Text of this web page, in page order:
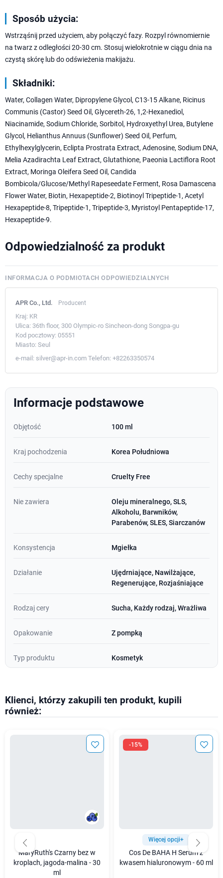
Sposób użycia:
Wstrząśnij przed użyciem, aby połączyć fazy. Rozpyl równomiernie
na twarz z odległości 20-30 cm. Stosuj wielokrotnie w ciągu dnia na
czystą skórę lub do odświeżenia makijażu.
Składniki:
Water, Collagen Water, Dipropylene Glycol, C13-15 Alkane, Ricinus
Communis (Castor) Seed Oil, Glycereth-26, 1,2-Hexanediol,
Niacinamide, Sodium Chloride, Sorbitol, Hydroxyethyl Urea, Butylene
Glycol, Helianthus Annuus (Sunflower) Seed Oil, Perfum,
Ethylhexylglycerin, Eclipta Prostrata Extract, Adenosine, Sodium DNA,
Melia Azadirachta Leaf Extract, Glutathione, Paeonia Lactiflora Root
Extract, Moringa Oleifera Seed Oil, Candida
Bombicola/Glucose/Methyl Rapeseedate Ferment, Rosa Damascena
Flower Water, Biotin, Hexapeptide-2, Biotinoyl Tripeptide-1, Acetyl
Hexapeptide-8, Tripeptide-1, Tripeptide-3, Myristoyl Pentapeptide-17,
Hexapeptide-9.
Odpowiedzialność za produkt
INFORMACJA O PODMIOTACH ODPOWIEDZIALNYCH
APR Co., Ltd. Producent
Kraj: KR
Ulica: 36th floor, 300 Olympic-ro Sincheon-dong Songpa-gu
Kod pocztowy: 05551
Miasto: Seul
e-mail: silver@apr-in.com Telefon: +82263350574
Informacje podstawowe
Objętość 100 ml
Kraj pochodzenia Korea Południowa
Cechy specjalne Cruelty Free
Nie zawiera
Oleju mineralnego, SLS,
Alkoholu, Barwników,
Parabenów, SLES, Siarczanów
Konsystencja Mgiełka
Działanie
Ujędrniające, Nawilżające,
Regenerujące, Rozjaśniające
Rodzaj cery Sucha, Każdy rodzaj, Wrażliwa
Opakowanie Z pompką
Typ produktu Kosmetyk
Klienci, którzy zakupili ten produkt, kupili
również:
MaryRuth's Czarny bez w
kroplach, jagoda-malina - 30
ml
-15%
Więcej opcji+
Cos De BAHA H Serum z
kwasem hialuronowym - 60 ml